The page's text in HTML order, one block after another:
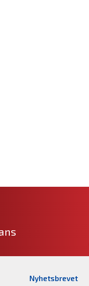
Nyhetsbrevet